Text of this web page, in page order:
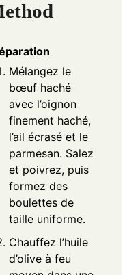
bœuf haché
finement haché,
l’ail écrasé et le
parmesan. Salez
et poivrez, puis
formez des
boulettes de
taille uniforme.
Chauffez l’huile
d’olive à feu
moyen dans une
grande poêle.
Faites dorer les
boulettes sur
toutes les faces